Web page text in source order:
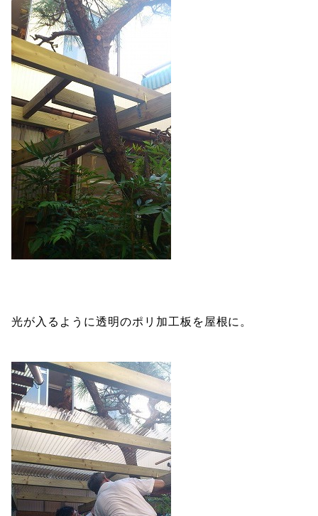
光が入るように透明のポリ加工板を屋根に。